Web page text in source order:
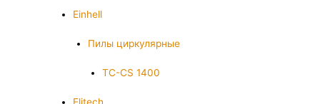
Einhell
Пилы циркулярные
TC-CS 1400